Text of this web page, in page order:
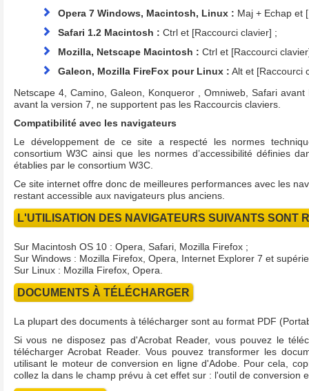
Opera 7 Windows, Macintosh, Linux : Maj + Echap et
Safari 1.2 Macintosh : Ctrl et [Raccourci clavier] ;
Mozilla, Netscape Macintosh : Ctrl et [Raccourci
Galeon, Mozilla FireFox pour Linux : Alt et [Raccourci
Netscape 4, Camino, Galeon, Konqueror , Omniweb, Safari
avant la version 7, ne supportent pas les Raccourcis claviers.
Compatibilité avec les navigateurs
Le développement de ce site a respecté les normes
consortium W3C ainsi que les normes d’accessibilité définies
établies par le consortium W3C.
Ce site internet offre donc de meilleures performances avec les
restant accessible aux navigateurs plus anciens.
L'UTILISATION DES NAVIGATEURS SUIVANTS SONT
Sur Macintosh OS 10 : Opera, Safari, Mozilla Firefox ;
Sur Windows : Mozilla Firefox, Opera, Internet Explorer 7 et
Sur Linux : Mozilla Firefox, Opera.
DOCUMENTS À TÉLÉCHARGER
La plupart des documents à télécharger sont au format PDF
Si vous ne disposez pas d'Acrobat Reader, vous pouvez le
télécharger Acrobat Reader. Vous pouvez transformer les
utilisant le moteur de conversion en ligne d'Adobe. Pour cela,
collez la dans le champ prévu à cet effet sur : l'outil de conversion